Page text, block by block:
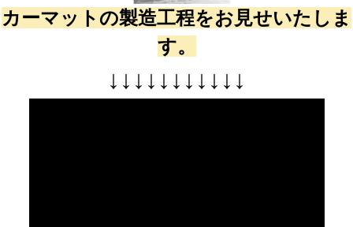
カーマットの製造工程をお見せいたしま
す。
↓ ↓ ↓ ↓ ↓ ↓ ↓ ↓ ↓ ↓ ↓